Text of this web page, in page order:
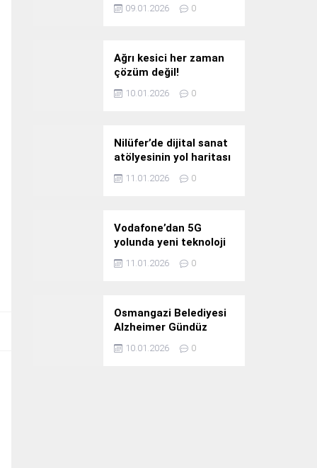
09.01.2026 0
Ağrı kesici her zaman
çözüm değil!
10.01.2026 0
Nilüfer’de dijital sanat
atölyesinin yol haritası
konuşuldu
11.01.2026 0
Vodafone’dan 5G
yolunda yeni teknoloji
yatırımı
11.01.2026 0
Osmangazi Belediyesi
Alzheimer Gündüz
Bakım Evi 3. Yılını
Kutladı
10.01.2026 0